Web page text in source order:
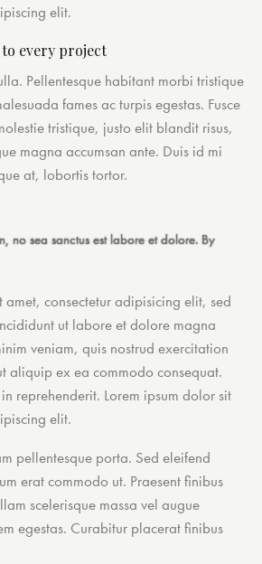
elit.
every project
Pellentesque habitant morbi tristique
fames ac turpis egestas. Fusce
tristique, justo elit blandit risus,
magna accumsan ante. Duis id mi
at, lobortis tortor.
no sea sanctus est labore et dolore. By
amet, consectetur adipisicing elit, sed
ut labore et dolore magna
veniam, quis nostrud exercitation
aliquip ex ea commodo consequat.
reprehenderit. Lorem ipsum dolor sit
elit.
pellentesque porta. Sed eleifend
erat commodo ut. Praesent finibus
scelerisque massa vel augue
egestas. Curabitur placerat finibus